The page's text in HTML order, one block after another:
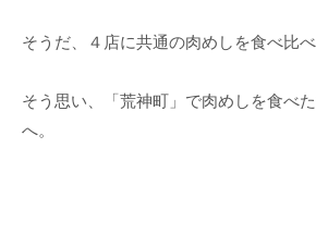
そうだ、４店に共通の肉めしを食べ比べ
そう思い、「荒神町」で肉めしを食べた
へ。